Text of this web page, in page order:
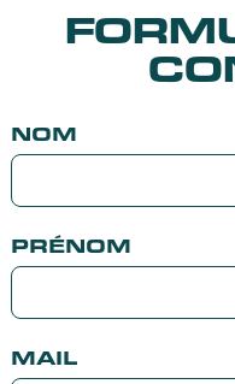
NOM
PRÉNOM
MAIL